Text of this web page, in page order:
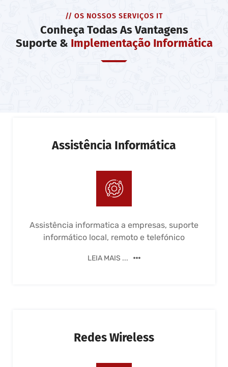
// OS NOSSOS SERVIÇOS IT
Conheça Todas As Vantagens
Suporte & Implementação Informática
Assistência Informática
Assistência informatica a empresas, suporte
informático local, remoto e telefónico
LEIA MAIS ...
Redes Wireless